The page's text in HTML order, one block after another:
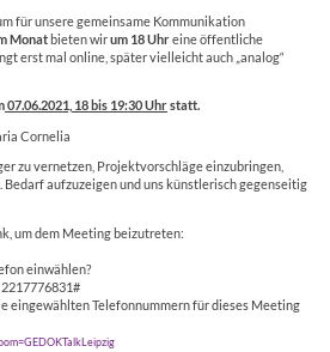
für unsere gemeinsame Kommunikation
Monat bieten wirum 18 Uhreine öffentliche
erst mal online, später vielleicht auch „analog“
07.06.2021, 18 bis 19:30 Uhrstatt.
Cornelia
zu vernetzen, Projektvorschläge einzubringen,
aufzuzeigen und uns künstlerisch gegenseitig
um dem Meeting beizutreten:
einwählen?
2217776831#
eingewählten Telefonnummern für dieses Meeting